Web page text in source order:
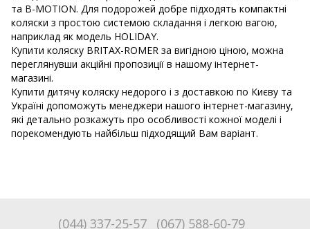
та B-MOTION. Для подорожей добре підходять компактні
коляски з простою системою складання і легкою вагою,
наприклад як модель HOLIDAY.
Купити коляску BRITAX-ROMER за вигідною ціною, можна
переглянувши акційні пропозиції в нашому інтернет-
магазині.
Купити дитячу коляску недорого і з доставкою по Києву та
Україні допоможуть менеджери нашого інтернет-магазину,
які детально розкажуть про особливості кожної моделі і
порекомендують найбільш підходящий Вам варіант.
(044) 337-25-57 (067) 588-60-79